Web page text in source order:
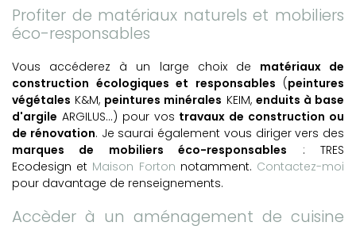
Profiter de matériaux naturels et mobiliers
éco-responsables
Vous accéderez à un large choix de matériaux de
construction écologiques et responsables (peintures
végétales K&M, peintures minérales KEIM, enduits à base
d'argile ARGILUS...) pour vos travaux de construction ou
de rénovation. Je saurai également vous diriger vers des
marques de mobiliers éco-responsables : TRES
Ecodesign et Maison Forton notamment. Contactez-moi
pour davantage de renseignements.
Accèder à un aménagement de cuisine